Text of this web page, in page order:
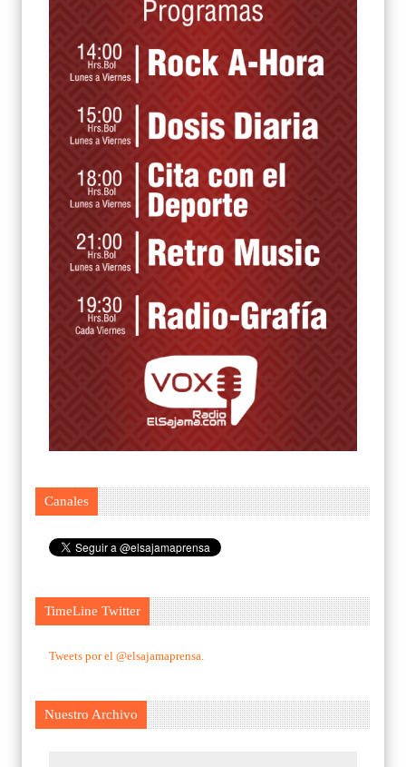
Canales
TimeLine Twitter
Tweets por el @elsajamaprensa.
Nuestro Archivo